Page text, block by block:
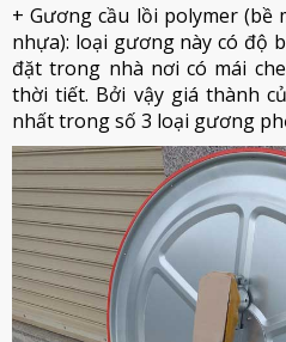
+ Gương cầu lồi polymer
nhựa): loại gương này có độ
đặt trong nhà nơi có mái
thời tiết. Bởi vậy giá thành
nhất trong số 3 loại gương